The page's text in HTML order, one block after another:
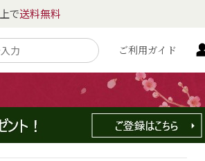
で送料無料
ご利用ガイド